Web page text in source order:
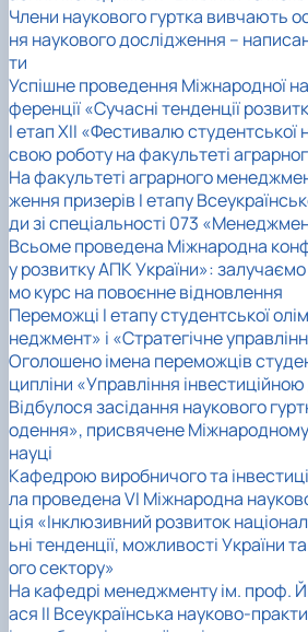
Члени наукового гуртка вивчають
ня наукового дослідження –
ти
Успішне проведення Міжнародної
ференції «Сучасні тенденції
I етап XII «Фестивалю
свою роботу на факультеті
На факультеті аграрного
ження призерів І етапу
ди зі спеціальності 073
Всьоме проведена Міжнародна
у розвитку АПК України»:
мо курс на повоєнне відновлення
Переможці І етапу студентської
неджмент» і «Стратегічне
Оголошено імена переможців
ципліни «Управління
Відбулося засідання наукового
одення», присвячене
науці
Кафедрою виробничого та
ла проведена VI Міжнародна
ція «Інклюзивний розвиток
ьні тенденції, можливості України
ого сектору»
На кафедрі менеджменту ім. проф.
ася ІІ Всеукраїнська науково-